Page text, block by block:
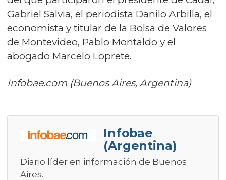
Gabriel Salvia, el periodista Danilo Arbilla, el
economista y titular de la Bolsa de Valores
de Montevideo, Pablo Montaldo y el
abogado Marcelo Loprete.
Infobae.com (Buenos Aires, Argentina)
Infobae
(Argentina)
Diario líder en información de Buenos
Aires.